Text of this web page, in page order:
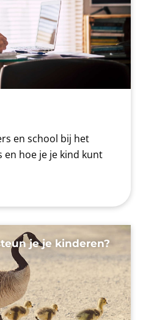
en school bij het
hoe je je kind kunt
je je kinderen?